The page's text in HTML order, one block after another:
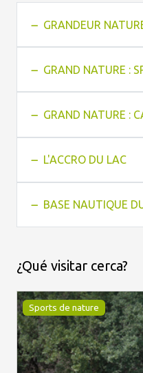
GRANDEUR
GRAND NATURE :
GRAND NATURE :
L'ACCRO DU LAC
BASE NAUTIQUE
¿Qué visitar cerca?
Sports de nature